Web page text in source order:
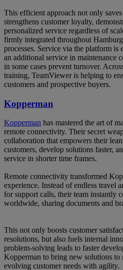
This efficient approach not only
strengthens customer loyalty,
personalized service regardless of
firmly integrated throughout
processes. Service via the platform is
an additional service in maintenance
in some cases prevent turnover.
training, TeamViewer is helping to
customers and prospective buyers.
Kopperman
Kopperman has mastered the art of
remote connectivity. Their secret
collaboration that empowers their
customers, develop solutions faster,
service in shorter time frames.
Remote connectivity transformed
experience. Instead of endless travel
for support calls, their team instantly
worldwide, sharing documents and
This not only boosts customer
resolutions, but also fuels internal
problem-solving leads to faster
Kopperman to bring new solutions to
evolving customer needs with agility.